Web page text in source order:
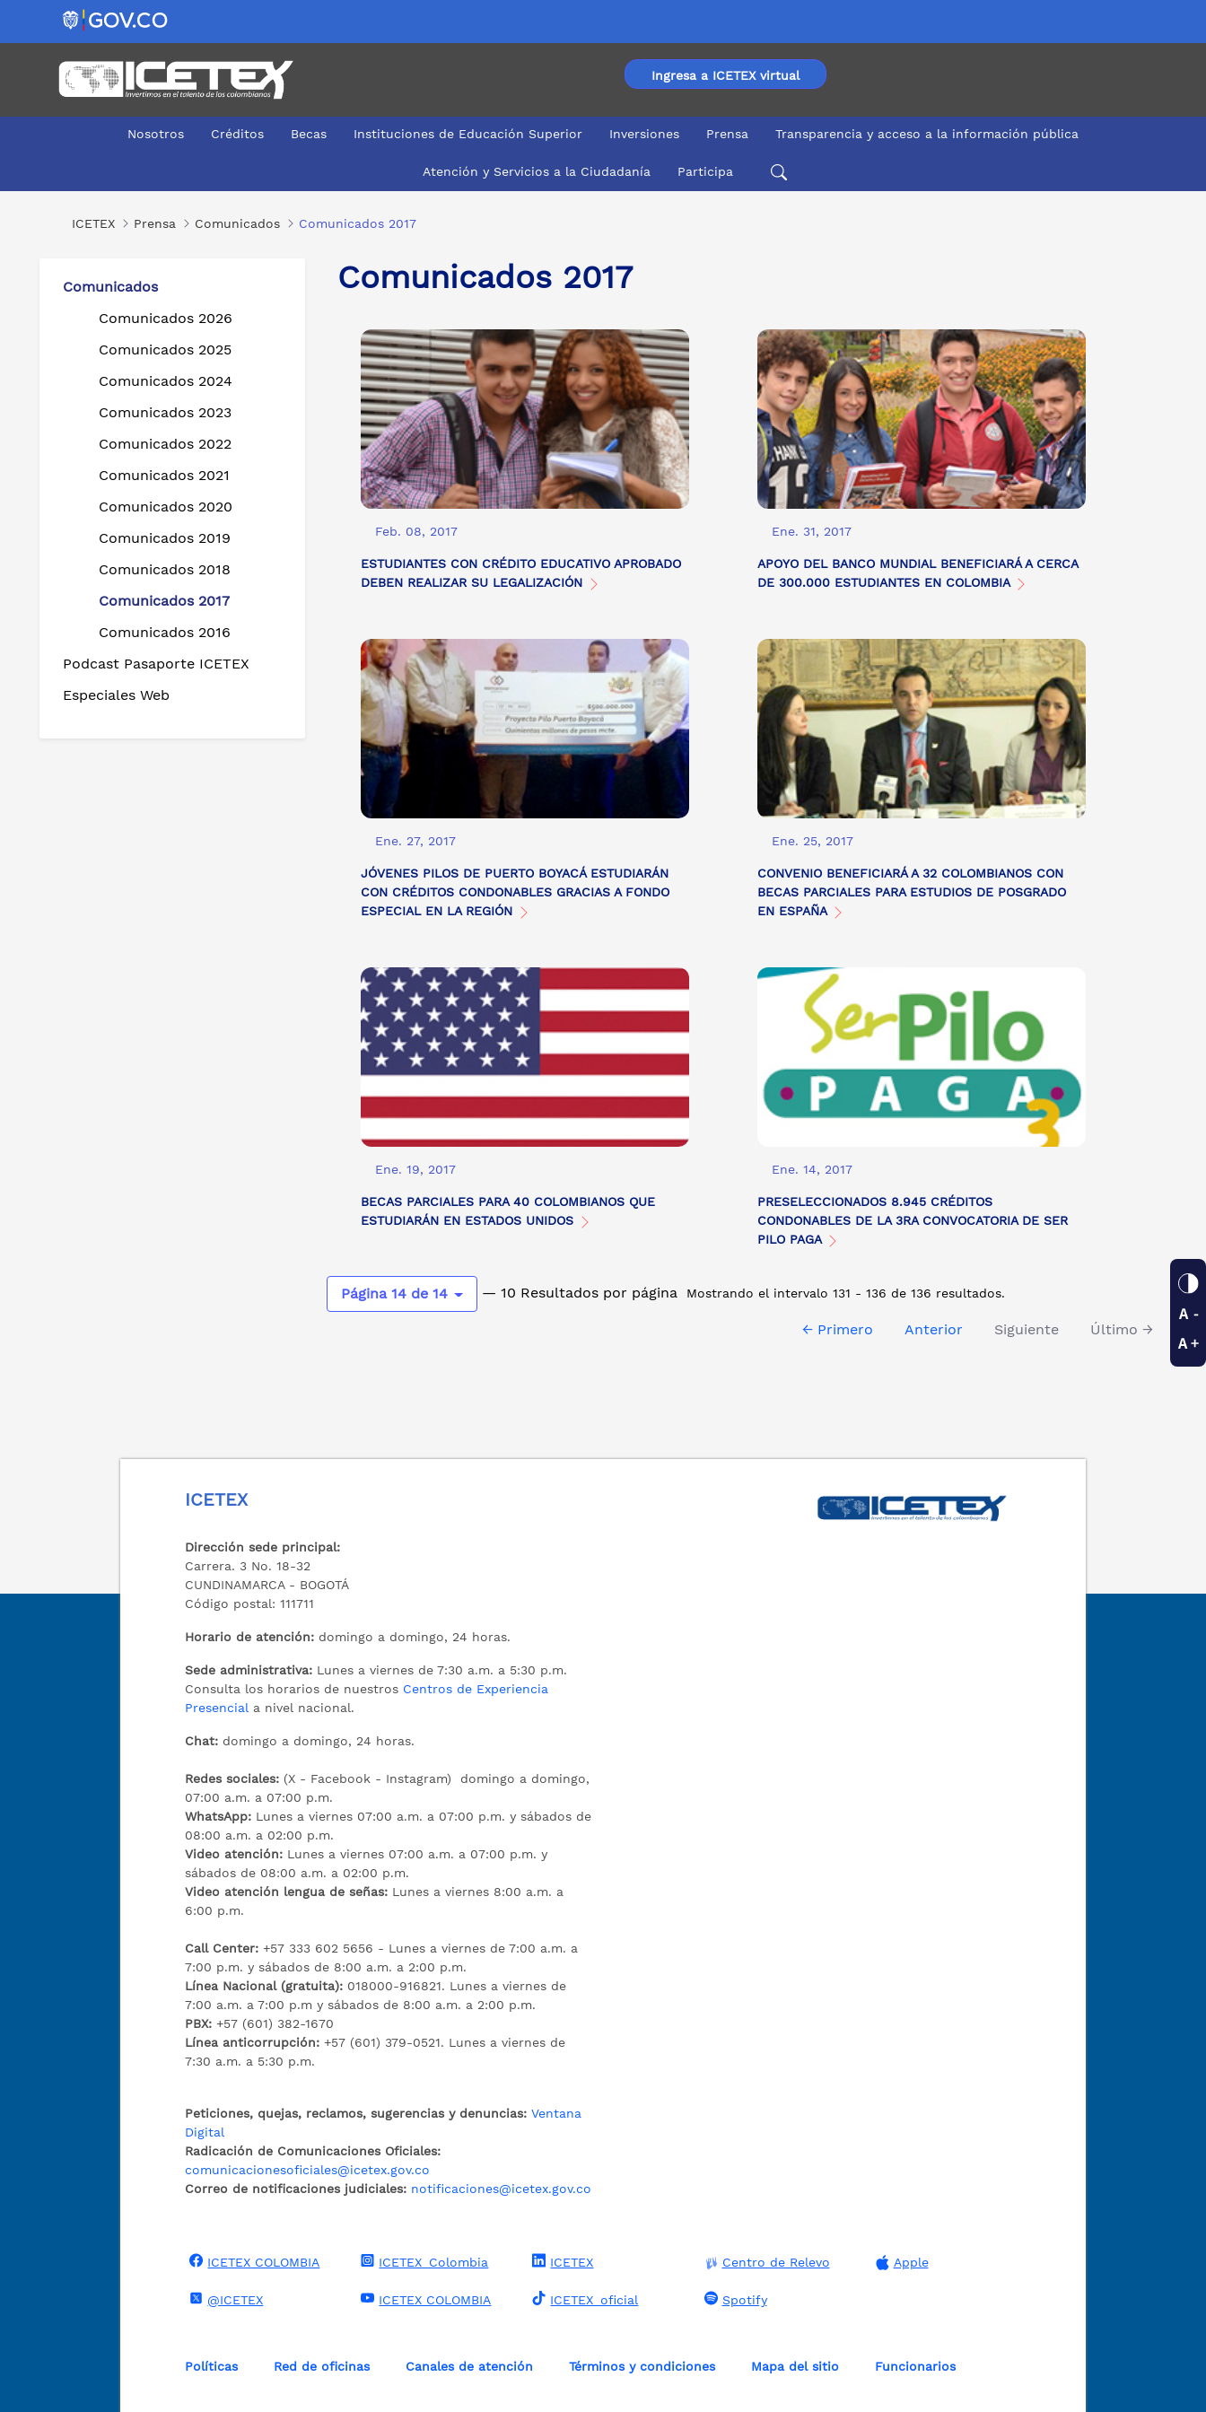
Ingresa a ICETEX virtual
Nosotros Créditos Becas Instituciones de Educación Superior Inversiones Prensa Transparencia y acceso a la información pública
Atención y Servicios a la Ciudadanía Participa
ICETEX Prensa Comunicados Comunicados 2017
Comunicados
Comunicados 2026
Comunicados 2025
Comunicados 2024
Comunicados 2023
Comunicados 2022
Comunicados 2021
Comunicados 2020
Comunicados 2019
Comunicados 2018
Comunicados 2017
Comunicados 2016
Podcast Pasaporte ICETEX
Especiales Web
Comunicados 2017
Feb. 08, 2017
ESTUDIANTES CON CRÉDITO EDUCATIVO APROBADO
DEBEN REALIZAR SU LEGALIZACIÓN
Ene. 31, 2017
APOYO DEL BANCO MUNDIAL BENEFICIARÁ A CERCA
DE 300.000 ESTUDIANTES EN COLOMBIA
Ene. 27, 2017
JÓVENES PILOS DE PUERTO BOYACÁ ESTUDIARÁN
CON CRÉDITOS CONDONABLES GRACIAS A FONDO
ESPECIAL EN LA REGIÓN
Ene. 25, 2017
CONVENIO BENEFICIARÁ A 32 COLOMBIANOS CON
BECAS PARCIALES PARA ESTUDIOS DE POSGRADO
EN ESPAÑA
Ene. 19, 2017
BECAS PARCIALES PARA 40 COLOMBIANOS QUE
ESTUDIARÁN EN ESTADOS UNIDOS
Ene. 14, 2017
PRESELECCIONADOS 8.945 CRÉDITOS
CONDONABLES DE LA 3RA CONVOCATORIA DE SER
PILO PAGA
Página 14 de 14 — 10 Resultados por página Mostrando el intervalo 131 - 136 de 136 resultados.
← Primero Anterior Siguiente Último →
ICETEX
Dirección sede principal:
Carrera. 3 No. 18-32
CUNDINAMARCA - BOGOTÁ
Código postal: 111711
Horario de atención: domingo a domingo, 24 horas.
Sede administrativa: Lunes a viernes de 7:30 a.m. a 5:30 p.m.
Consulta los horarios de nuestros Centros de Experiencia
Presencial a nivel nacional.
Chat: domingo a domingo, 24 horas.
Redes sociales: (X - Facebook - Instagram) domingo a domingo,
07:00 a.m. a 07:00 p.m.
WhatsApp: Lunes a viernes 07:00 a.m. a 07:00 p.m. y sábados de
08:00 a.m. a 02:00 p.m.
Video atención: Lunes a viernes 07:00 a.m. a 07:00 p.m. y
sábados de 08:00 a.m. a 02:00 p.m.
Video atención lengua de señas: Lunes a viernes 8:00 a.m. a
6:00 p.m.
Call Center:+57 333 602 5656 - Lunes a viernes de 7:00 a.m. a
7:00 p.m. y sábados de 8:00 a.m. a 2:00 p.m.
Línea Nacional (gratuita): 018000-916821. Lunes a viernes de
7:00 a.m. a 7:00 p.m y sábados de 8:00 a.m. a 2:00 p.m.
PBX:+57 (601) 382-1670
Línea anticorrupción:+57 (601) 379-0521. Lunes a viernes de
7:30 a.m. a 5:30 p.m.
Peticiones, quejas, reclamos, sugerencias y denuncias: Ventana
Digital
Radicación de Comunicaciones Oficiales:
comunicacionesoficiales@icetex.gov.co
Correo de notificaciones judiciales: notificaciones@icetex.gov.co
ICETEX COLOMBIA
@ICETEX
ICETEX_Colombia
ICETEX COLOMBIA
ICETEX
ICETEX_oficial
Centro de Relevo
Spotify
Apple
Políticas Red de oficinas Canales de atención Términos y condiciones Mapa del sitio Funcionarios